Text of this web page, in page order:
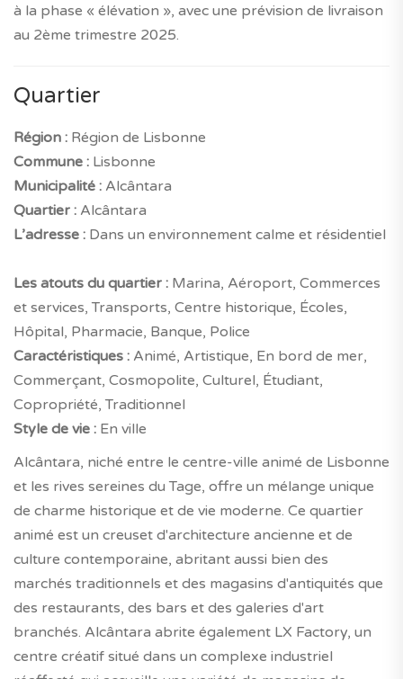
à la phase « élévation », avec une prévision de livraison
au 2ème trimestre 2025.
Quartier
Région : Région de Lisbonne
Commune : Lisbonne
Municipalité : Alcântara
Quartier : Alcântara
L’adresse : Dans un environnement calme et résidentiel
Les atouts du quartier : Marina, Aéroport, Commerces
et services, Transports, Centre historique, Écoles,
Hôpital, Pharmacie, Banque, Police
Caractéristiques : Animé, Artistique, En bord de mer,
Commerçant, Cosmopolite, Culturel, Étudiant,
Copropriété, Traditionnel
Style de vie : En ville
Alcântara, niché entre le centre-ville animé de Lisbonne
et les rives sereines du Tage, offre un mélange unique
de charme historique et de vie moderne. Ce quartier
animé est un creuset d'architecture ancienne et de
culture contemporaine, abritant aussi bien des
marchés traditionnels et des magasins d'antiquités que
des restaurants, des bars et des galeries d'art
branchés. Alcântara abrite également LX Factory, un
centre créatif situé dans un complexe industriel